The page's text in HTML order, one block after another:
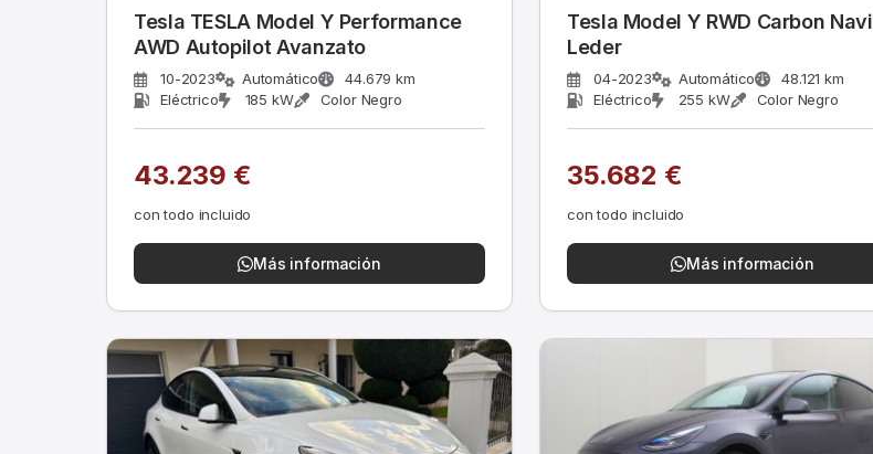
Tesla TESLA Model Y Performance
AWD Autopilot Avanzato
10-2023 Automático
44.679 km
Eléctrico
185 kW Color Negro
43.239 €
con todo incluido
Más información
Tesla Model Y RWD Carbon Navi
Leder
04-2023 Automático
48.121 km
Eléctrico
255 kW Color Negro
35.682 €
con todo incluido
Más información